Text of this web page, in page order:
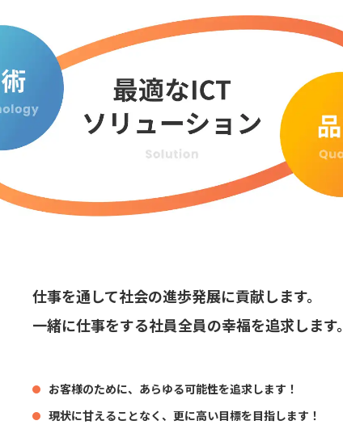
仕事を通して社会の進歩発展に貢献します。
一緒に仕事をする社員全員の幸福を追求します。
お客様のために、あらゆる可能性を追求します！
現状に甘えることなく、更に高い目標を目指します！